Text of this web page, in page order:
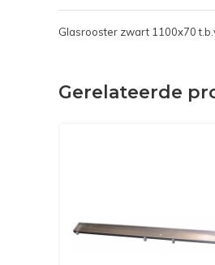
Glasrooster zwart 1100x70
Gerelateerde